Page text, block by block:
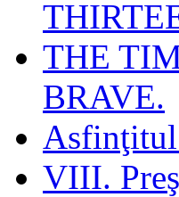
THE
BRAVE.
VIII.